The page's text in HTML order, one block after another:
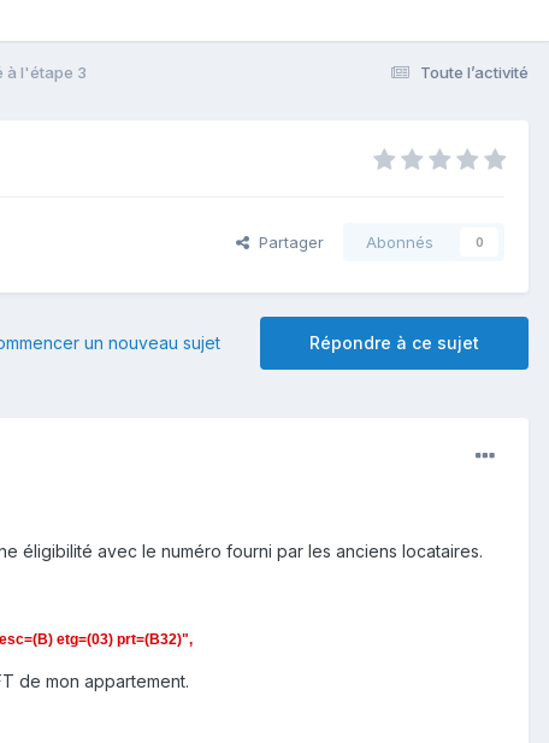
Toute l’activité
à l'étape 3
Partager Abonnés 0
Répondre à ce sujet
un nouveau sujet
éligibilité avec le numéro fourni par les anciens locataires.
etg=(03) prt=(B32)",
de mon appartement.